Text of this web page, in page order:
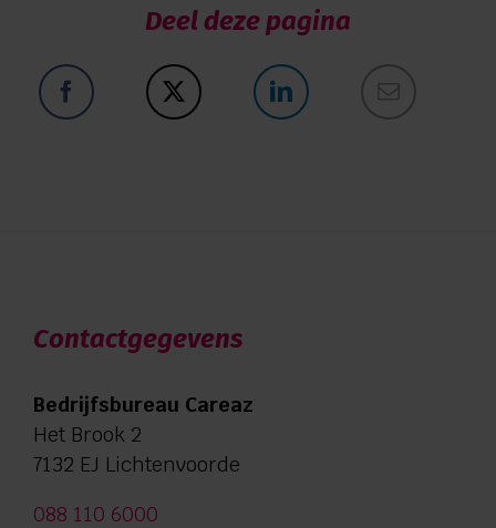
Deel deze pagina
Contactgegevens
Bedrijfsbureau Careaz
Het Brook 2
7132 EJ Lichtenvoorde
088 110 6000